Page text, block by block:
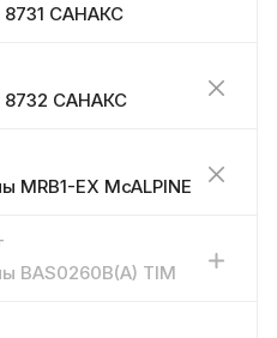
САНАКС
8732 САНАКС
MRB1-EX McALPINE
BAS0260B(A) TIM